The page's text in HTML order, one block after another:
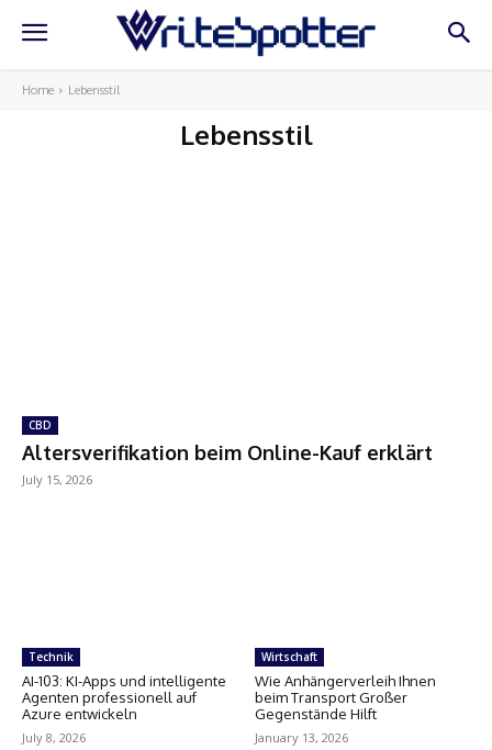
Home Lebensstil
Lebensstil
CBD
Altersverifikation beim Online-Kauf erklärt
July 15, 2026
Technik
AI-103: KI-Apps und intelligente
Agenten professionell auf
Azure entwickeln
July 8, 2026
Wirtschaft
Wie Anhängerverleih Ihnen
beim Transport Großer
Gegenstände Hilft
January 13, 2026